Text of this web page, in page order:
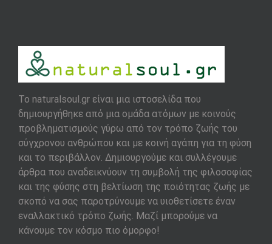
To naturalsoul.gr είναι μια ιστοσελίδα που
δημιουργήθηκε από μια ομάδα ατόμων με κοινούς
προβληματισμούς γύρω από τον τρόπο ζωής του
σύγχρονου ανθρώπου και με κοινή αγάπη για τη φύση
και το περιβάλλον. Δημιουργούμε και συλλέγουμε
άρθρα που αναδεικνύουν τη συμβολή της φιλοσοφίας
και της φύσης στη βελτίωση της ποιότητας ζωής με
σκοπό να σας παροτρύνουμε να υιοθετίσετε έναν
εναλλακτικό τρόπο ζωής. Μαζί μπορούμε να
κάνουμε τον κόσμο πιο όμορφο!